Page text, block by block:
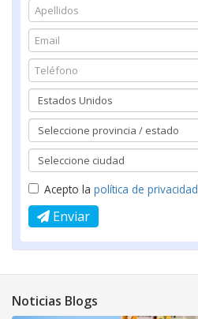
Acepto la política de privacidad
Enviar
Noticias Blogs